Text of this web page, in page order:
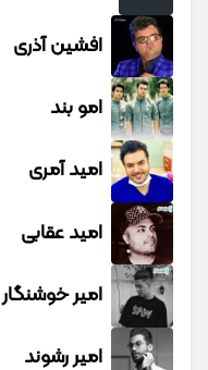
افشین آذری
امو بند
امید آمری
امید عقابی
امیر خوشنگار
امیر رشوند